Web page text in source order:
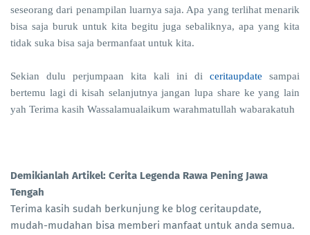
seseorang dari penampilan luarnya saja. Apa yang terlihat menarik
bisa saja buruk untuk kita begitu juga sebaliknya, apa yang kita
tidak suka bisa saja bermanfaat untuk kita.
Sekian dulu perjumpaan kita kali ini di ceritaupdate sampai
bertemu lagi di kisah selanjutnya jangan lupa share ke yang lain
yah Terima kasih Wassalamualaikum warahmatullah wabarakatuh
Demikianlah Artikel: Cerita Legenda Rawa Pening Jawa
Tengah
Terima kasih sudah berkunjung ke blog ceritaupdate,
mudah-mudahan bisa memberi manfaat untuk anda semua.